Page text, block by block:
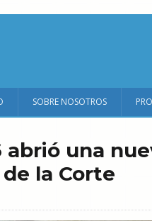
SOBRE NOSOTROS
una
la Corte